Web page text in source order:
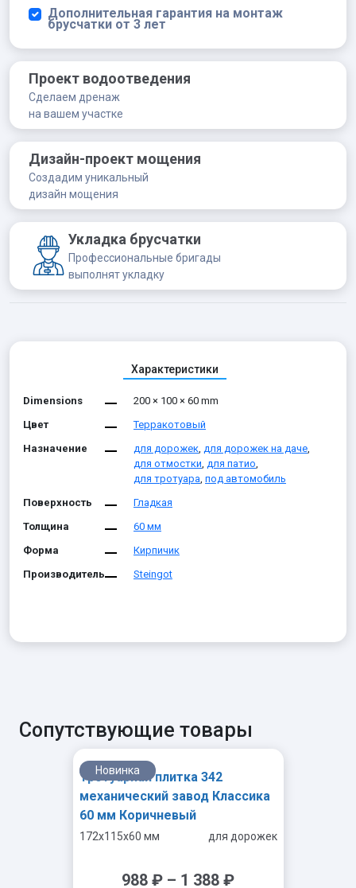
Дополнительная гарантия на монтаж
брусчатки от 3 лет
Проект водоотведения
Сделаем дренаж
на вашем участке
Дизайн-проект мощения
Создадим уникальный
дизайн мощения
Укладка брусчатки
Профессиональные бригады
выполнят укладку
Характеристики
Dimensions
200 × 100 × 60 mm
Цвет
Терракотовый
Назначение
для дорожек, для дорожек на даче,
для отмостки, для патио,
для тротуара, под автомобиль
Поверхность
Гладкая
Толщина
60 мм
Форма
Кирпичик
Производитель
Steingot
Сопутствующие товары
Новинка
Тротуарная плитка 342
механический завод Классика
60 мм Коричневый
172x115x60 мм для дорожек
988 ₽ – 1 388 ₽